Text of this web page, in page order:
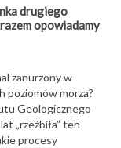
drugiego
opowiadamy
zanurzony w
poziomów morza?
Geologicznego
„rzeźbiła” ten
procesy